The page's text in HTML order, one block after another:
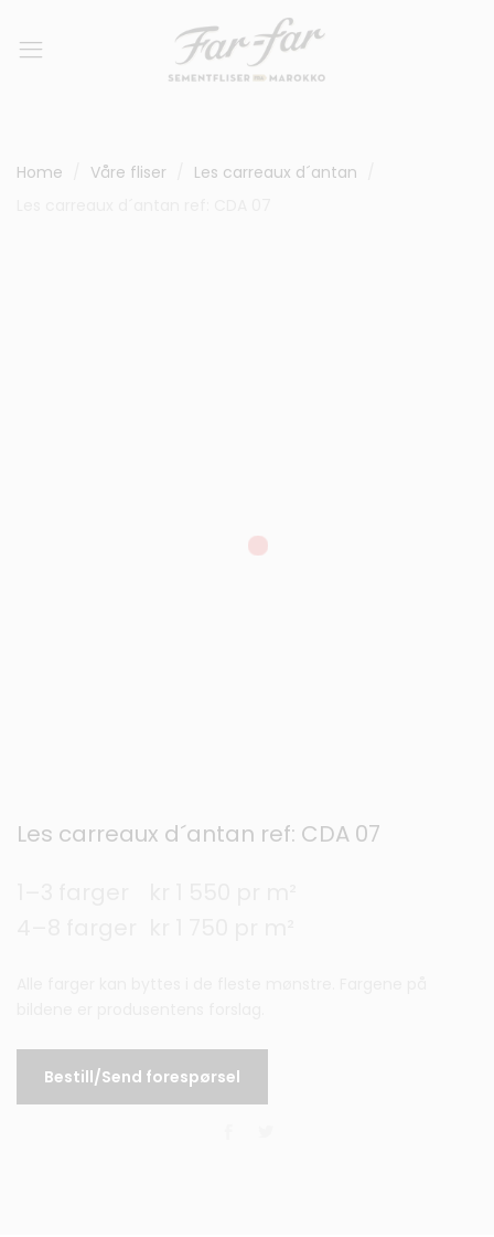
Home Våre fliser
Les carreaux d´antan
Les carreaux d´antan ref: CDA 07
Bestill/Send forespørsel